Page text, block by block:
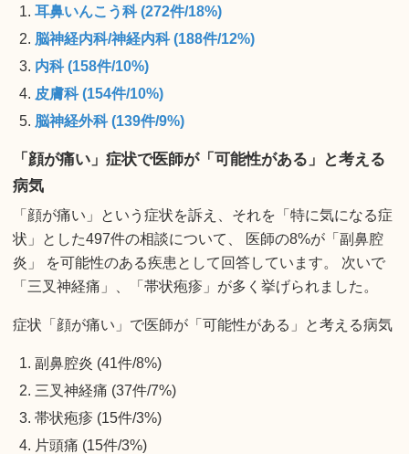
耳鼻いんこう科 (272件/18%)
脳神経内科/神経内科 (188件/12%)
内科 (158件/10%)
皮膚科 (154件/10%)
脳神経外科 (139件/9%)
「顔が痛い」症状で医師が「可能性がある」と考える
病気
「顔が痛い」という症状を訴え、それを「特に気になる症
状」とした497件の相談について、 医師の8%が「副鼻腔
炎」 を可能性のある疾患として回答しています。 次いで
「三叉神経痛」、「帯状疱疹」が多く挙げられました。
症状「顔が痛い」で医師が「可能性がある」と考える病気
副鼻腔炎 (41件/8%)
三叉神経痛 (37件/7%)
帯状疱疹 (15件/3%)
片頭痛 (15件/3%)